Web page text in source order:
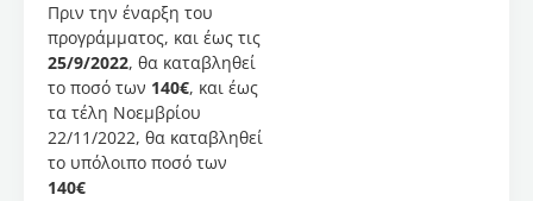
Πριν την έναρξη του
προγράμματος, και έως τις
25/9/2022, θα καταβληθεί
το ποσό των 140€, και έως
τα τέλη Νοεμβρίου
22/11/2022, θα καταβληθεί
το υπόλοιπο ποσό των
140€